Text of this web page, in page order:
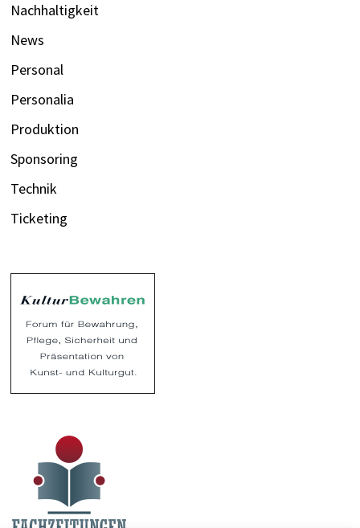
Nachhaltigkeit
News
Personal
Personalia
Produktion
Sponsoring
Technik
Ticketing